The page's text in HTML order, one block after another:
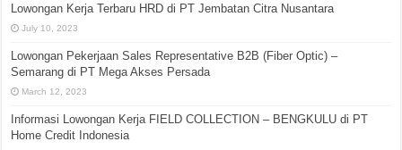
Lowongan Kerja Terbaru HRD di PT Jembatan Citra Nusantara
July 10, 2023
Lowongan Pekerjaan Sales Representative B2B (Fiber Optic) –
Semarang di PT Mega Akses Persada
March 12, 2023
Informasi Lowongan Kerja FIELD COLLECTION – BENGKULU di PT
Home Credit Indonesia